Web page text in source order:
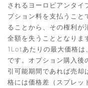
されるヨーロピアンタイ
プション料を支払うこと
ることから、その権利が
全額を失うこととなりま
1Lotあたりの最大価格
です。オプション購入後
引可能期間であれば売却
格には価格差（スプレッ